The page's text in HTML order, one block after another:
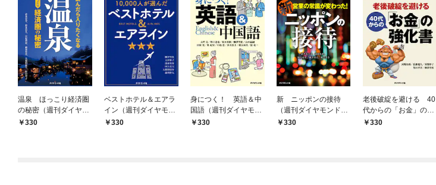
温泉 ほっこり経済圏
の秘密（週刊ダイヤモ
ンド特集BOOKS Vol.
330
ベストホテル＆エアラ
イン（週刊ダイヤモン
ド特集BOOKS Vol.37
330
身につく！ 英語＆中
国語（週刊ダイヤモン
ド特集BOOKS Vol.34
330
新 ニッポンの接待
（週刊ダイヤモンド特
集BOOKS Vol.326）―
330
老後破綻を避ける 40
代からの「お金」の強
化書330